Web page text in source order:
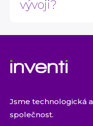
vývoji?
Jsme technologická
společnost.